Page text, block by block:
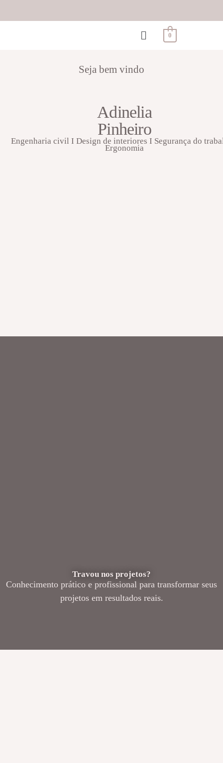
0
Seja bem vindo
Adinelia
Pinheiro
Engenharia civil I Design de interiores I Segurança do
Ergonomia
Travou nos projetos?
Conhecimento prático e profissional para transformar seus
projetos em resultados reais.